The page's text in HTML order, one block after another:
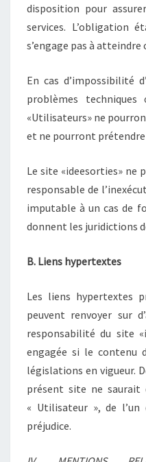
disposition pour
services. L’obligation
s’engage pas à atteindre
En cas d’impossibilité
problèmes
«Utilisateurs» ne
et ne pourront prétendre
Le site «ideesorties» ne
responsable de
imputable à un cas de
donnent les juridictions
B. Liens hypertextes
Les liens hypertextes
peuvent renvoyer sur
responsabilité du site
engagée si le contenu
législations en vigueur.
présent site ne saurait
« Utilisateur », de
préjudice.